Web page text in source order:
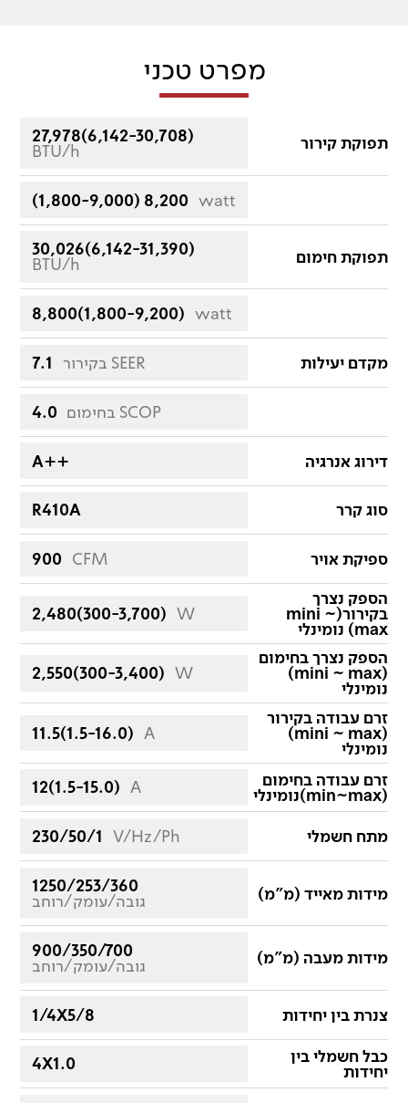
מפרט טכני
תפוקת קירור
27,978(6,142-30,708)
BTU/h
(1,800-9,000) 8,200 watt
תפוקת חימום
30,026(6,142-31,390)
BTU/h
8,800(1,800-9,200) watt
מקדם יעילות 7.1 בקירור SEER
4.0 בחימום SCOP
דירוג אנרגיה A++
סוג קרר R410A
ספיקת אויר 900 CFM
הספק נצרך
בקירור(mini ~
max) נומינלי
2,480(300-3,700) W
הספק נצרך בחימום
(mini ~ max)
נומינלי
2,550(300-3,400) W
זרם עבודה בקירור
(mini ~ max)
נומינלי
11.5(1.5-16.0) A
זרם עבודה בחימום
(min~max)נומינלי
12(1.5-15.0) A
מתח חשמלי 230/50/1 V/Hz/Ph
מידות מאייד (מ"מ)
1250/253/360
גובה/עומק/רוחב
מידות מעבה (מ"מ)
900/350/700
גובה/עומק/רוחב
צנרת בין יחידות 1/4X5/8
כבל חשמלי בין
יחידות
4X1.0